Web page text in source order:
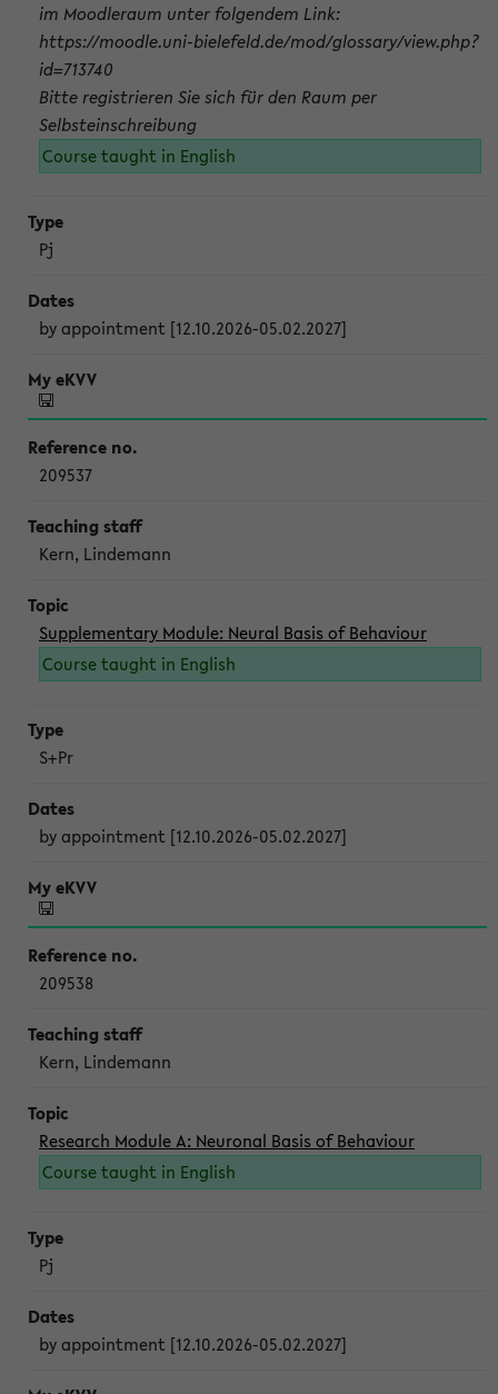
im Moodleraum unter folgendem Link:
https://moodle.uni-bielefeld.de/mod/glossary/view.php?
id=713740
Bitte registrieren Sie sich für den Raum per
Selbsteinschreibung
Course taught in English
Pj
by appointment [12.10.2026-05.02.2027]
209537
Kern, Lindemann
Supplementary Module: Neural Basis of Behaviour
Course taught in English
S+Pr
by appointment [12.10.2026-05.02.2027]
209538
Kern, Lindemann
Research Module A: Neuronal Basis of Behaviour
Course taught in English
Pj
by appointment [12.10.2026-05.02.2027]